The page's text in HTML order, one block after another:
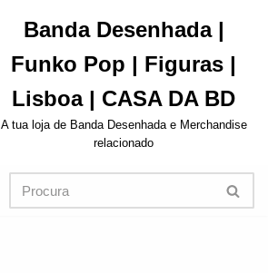
Banda Desenhada |
Funko Pop | Figuras |
Lisboa | CASA DA BD
A tua loja de Banda Desenhada e Merchandise
relacionado